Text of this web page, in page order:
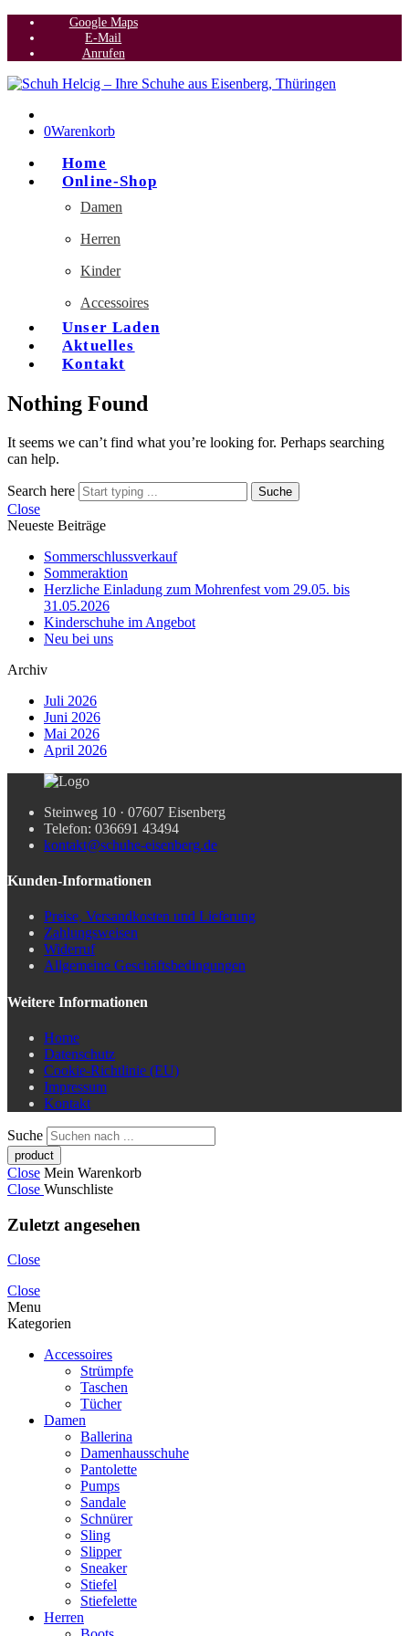
Google Maps
E-Mail
Anrufen
0Warenkorb
Home
Online-Shop
Damen
Herren
Kinder
Accessoires
Unser Laden
Aktuelles
Kontakt
Nothing Found
It seems we can’t find what you’re looking for. Perhaps searching
can help.
Search here Suche
Close
Neueste Beiträge
Sommerschlussverkauf
Sommeraktion
Herzliche Einladung zum Mohrenfest vom 29.05. bis
31.05.2026
Kinderschuhe im Angebot
Neu bei uns
Archiv
Juli 2026
Juni 2026
Mai 2026
April 2026
Steinweg 10 · 07607 Eisenberg
Telefon: 036691 43494
kontakt@schuhe-eisenberg.de
Kunden-Informationen
Preise, Versandkosten und Lieferung
Zahlungsweisen
Widerruf
Allgemeine Geschäftsbedingungen
Weitere Informationen
Home
Datenschutz
Cookie-Richtlinie (EU)
Impressum
Kontakt
Suche
Close Mein Warenkorb
Close Wunschliste
Zuletzt angesehen
Close
Close
Menu
Kategorien
Accessoires
Strümpfe
Taschen
Tücher
Damen
Ballerina
Damenhausschuhe
Pantolette
Pumps
Sandale
Schnürer
Sling
Slipper
Sneaker
Stiefel
Stiefelette
Herren